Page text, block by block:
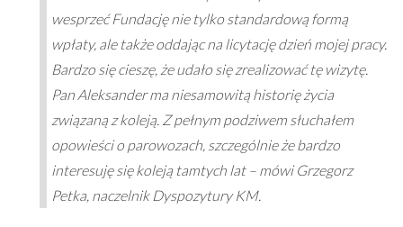
wesprzeć Fundację nie tylko standardową formą
wpłaty, ale także oddając na licytację dzień mojej pracy.
Bardzo się cieszę, że udało się zrealizować tę wizytę.
Pan Aleksander ma niesamowitą historię życia
związaną z koleją. Z pełnym podziwem słuchałem
opowieści o parowozach, szczególnie że bardzo
interesuję się koleją tamtych lat – mówi Grzegorz
Petka, naczelnik Dyspozytury KM.